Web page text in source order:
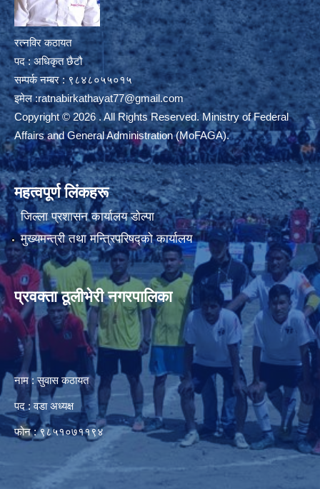
रत्नविर कठायत
पद : अधिकृत छैटौ
सम्पर्क नम्बर : ९८४८०५५०१५
इमेल :ratnabirkathayat77@gmail.com
Copyright © 2026 . All Rights Reserved. Ministry of Federal
Affairs and General Administration (MoFAGA).
महत्वपूर्ण लिंकहरू
जिल्ला प्रशासन कार्यालय डाेल्पा
मुख्यमन्त्री तथा मन्त्रिपरिषद्को कार्यालय
प्रवक्ता ठूलीभेरी नगरपालिका
नाम : सुवास कठायत
पद : वडा अध्यक्ष
फोन : ९८५१०७११९४